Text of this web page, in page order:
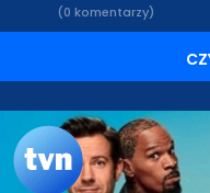
(0 komentarzy)